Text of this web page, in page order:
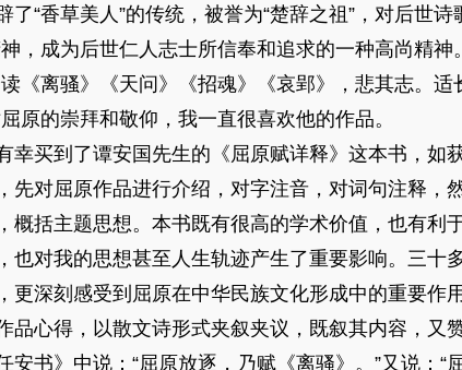
了“香草美人”的传统，被誉为“楚辞之祖”，对后世
，成为后世仁人志士所信奉和追求的一种高尚精神。
离骚》《天问》《招魂》《哀郢》，悲其志。适
原的崇拜和敬仰，我一直很喜欢他的作品。
买到了谭安国先生的《屈原赋详释》这本书，如
先对屈原作品进行介绍，对字注音，对词句注释，
概括主题思想。本书既有很高的学术价值，也有利
也对我的思想甚至人生轨迹产生了重要影响。三十
更深刻感受到屈原在中华民族文化形成中的重要作用
心得，以散文诗形式夹叙夹议，既叙其内容，又赞
书》中说：“屈原放逐，乃赋《离骚》。”又说：“